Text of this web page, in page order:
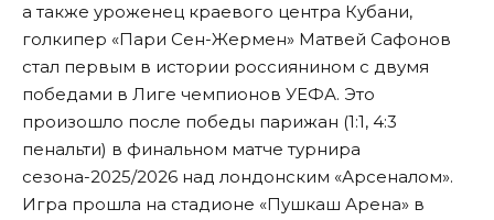
а также уроженец краевого центра Кубани,
голкипер «Пари Сен-Жермен» Матвей Сафонов
стал первым в истории россиянином с двумя
победами в Лиге чемпионов УЕФА. Это
произошло после победы парижан (1:1, 4:3
пенальти) в финальном матче турнира
сезона-2025/2026 над лондонским «Арсеналом».
Игра прошла на стадионе «Пушкаш Арена» в